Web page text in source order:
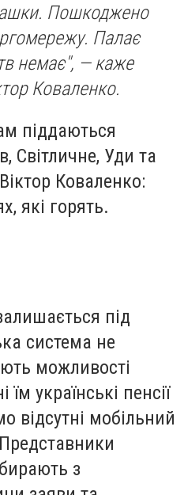
Пошкоджено
Палає
немає", — каже
Коваленко.
піддаються
Світличне, Уди та
Коваленко:
які горять.
під
система не
можливості
українські пенсії
відсутні мобільний
з